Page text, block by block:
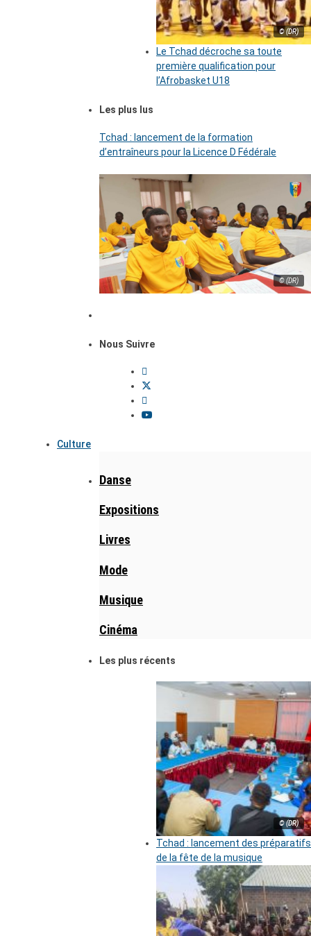
© (DR)
Le Tchad décroche sa toute
première qualification pour
l’Afrobasket U18
Les plus lus
Tchad : lancement de la formation
d’entraîneurs pour la Licence D Fédérale
© (DR)
Nous Suivre
Culture
Danse
Expositions
Livres
Mode
Musique
Cinéma
Les plus récents
© (DR)
Tchad : lancement des préparatifs
de la fête de la musique